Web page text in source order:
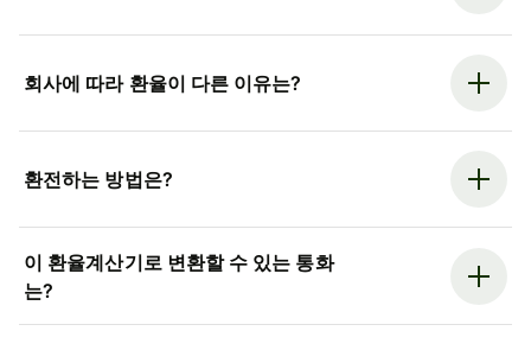
회사에 따라 환율이 다른 이유는?
환전하는 방법은?
이 환율계산기로 변환할 수 있는 통화
는?